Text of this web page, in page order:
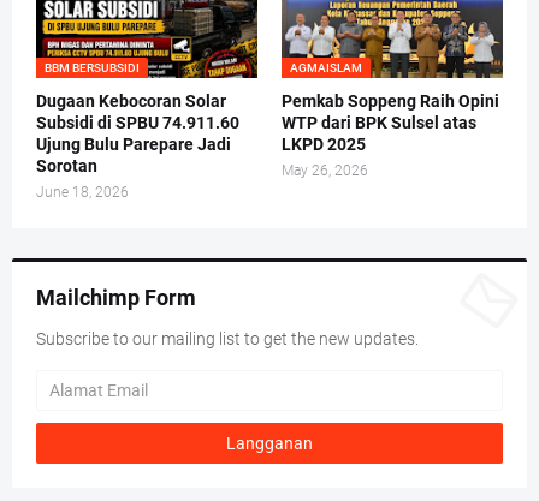
BBM BERSUBSIDI
Dugaan Kebocoran Solar
Subsidi di SPBU 74.911.60
Ujung Bulu Parepare Jadi
Sorotan
June 18, 2026
AGMAISLAM
Pemkab Soppeng Raih Opini
WTP dari BPK Sulsel atas
LKPD 2025
May 26, 2026
Mailchimp Form
Subscribe to our mailing list to get the new updates.